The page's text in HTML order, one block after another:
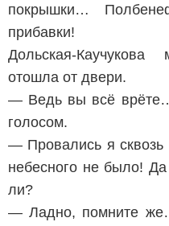
покрышки…
прибавки!
Дольская-
отошла от двери.
— Ведь вы всё
голосом.
— Провались я
небесного не было!
ли?
— Ладно, помните